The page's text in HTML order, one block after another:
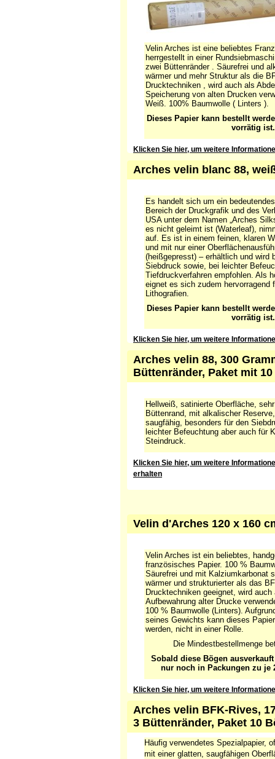
Velin Arches ist eine beliebtes
herrgestellt in einer
zwei Büttenränder . Säurefrei und
wärmer und mehr Struktur als die
Drucktechniken , wird auch als
Speicherung von alten Drucken
Weiß. 100% Baumwolle ( Linters ).
Dieses Papier kann bestellt
vorrätig ist.
Klicken Sie hier, um weitere
Arches velin blanc 88,
Es handelt sich um ein
Bereich der Druckgrafik und des
USA unter dem Namen „Arches
es nicht geleimt ist (Waterleaf),
auf. Es ist in einem feinen, klaren
und mit nur einer
(heißgepresst) – erhältlich und wird
Siebdruck sowie, bei leichter
Tiefdruckverfahren empfohlen. Als
eignet es sich zudem hervorragend
Lithografien.
Dieses Papier kann bestellt
vorrätig ist.
Klicken Sie hier, um weitere
Arches velin 88, 300
Büttenränder, Paket mit
Hellweiß, satinierte Oberfläche,
Büttenrand, mit alkalischer
saugfähig, besonders für den
leichter Befeuchtung aber auch für
Steindruck.
Klicken Sie hier, um weitere
erhalten
Velin d'Arches 120 x 160
Velin Arches ist ein beliebtes,
französisches Papier. 100 %
Säurefrei und mit Kalziumkarbonat
wärmer und strukturierter als das
Drucktechniken geeignet, wird
Aufbewahrung alter Drucke
100 % Baumwolle (Linters).
seines Gewichts kann dieses
werden, nicht in einer Rolle.
Die Mindestbestellmenge
Sobald diese Bögen
nur noch in Packungen zu je
Klicken Sie hier, um weitere
Arches velin BFK-Rives,
3 Büttenränder, Paket 10
Häufig verwendetes Spezialpapier,
mit einer glatten, saugfähigen